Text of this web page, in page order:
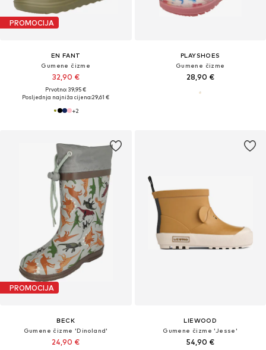
PROMOCIJA
EN FANT
Gumene čizme
32,90 €
Prvotno: 39,95 €
Posljednja najniža cijena:29,61 €
+2
PLAYSHOES
Gumene čizme
28,90 €
PROMOCIJA
BECK
Gumene čizme 'Dinoland'
24,90 €
LIEWOOD
Gumene čizme 'Jesse'
54,90 €